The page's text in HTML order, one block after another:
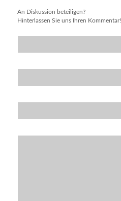
An Diskussion beteiligen?
Hinterlassen Sie uns Ihren Kommentar!